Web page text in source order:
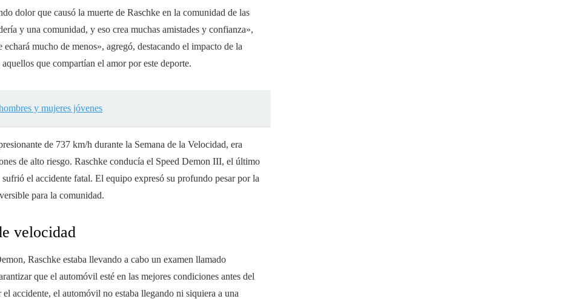
dolor que causó la muerte de Raschke en la comunidad de las
y una comunidad, y eso crea muchas amistades y confianza»,
mucho de menos», agregó, destacando el impacto de la
que compartían el amor por este deporte.
y mujeres jóvenes
de 737 km/h durante la Semana de la Velocidad, era
de alto riesgo. Raschke conducía el Speed Demon III, el último
el accidente fatal. El equipo expresó su profundo pesar por la
para la comunidad.
velocidad
Raschke estaba llevando a cabo un examen llamado
que el automóvil esté en las mejores condiciones antes del
accidente, el automóvil no estaba llegando ni siquiera a una